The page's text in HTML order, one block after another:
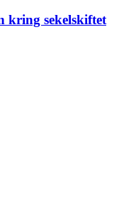
kring sekelskiftet